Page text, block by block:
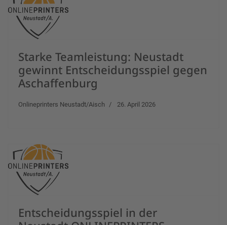
Starke Teamleistung: Neustadt
gewinnt Entscheidungsspiel gegen
Aschaffenburg
Onlineprinters Neustadt/Aisch 26. April 2026
Entscheidungsspiel in der